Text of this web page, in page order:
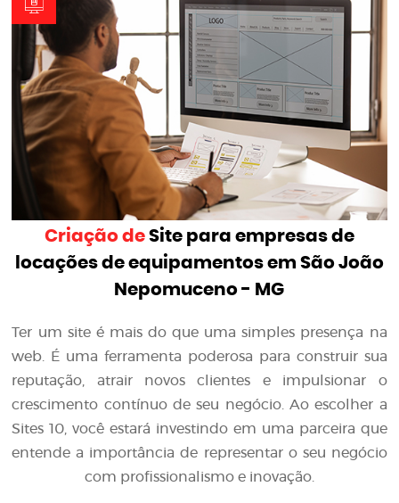
Criação deSite para empresas de
locações de equipamentos em São João
Nepomuceno - MG
Ter um site é mais do que uma simples presença na
web. É uma ferramenta poderosa para construir sua
reputação, atrair novos clientes e impulsionar o
crescimento contínuo de seu negócio. Ao escolher a
Sites 10, você estará investindo em uma parceira que
entende a importância de representar o seu negócio
com profissionalismo e inovação.